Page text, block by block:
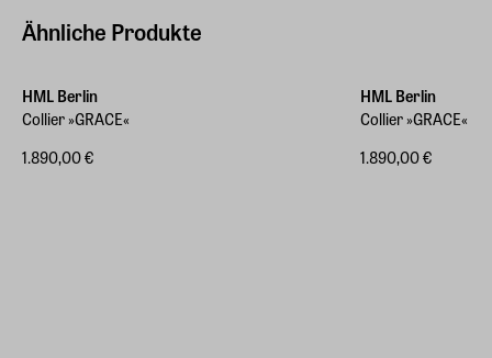
Ähnliche Produkte
HML Berlin
Collier »GRACE«
1.890,00 €
HML Berlin
Collier »GRACE«
1.890,00 €